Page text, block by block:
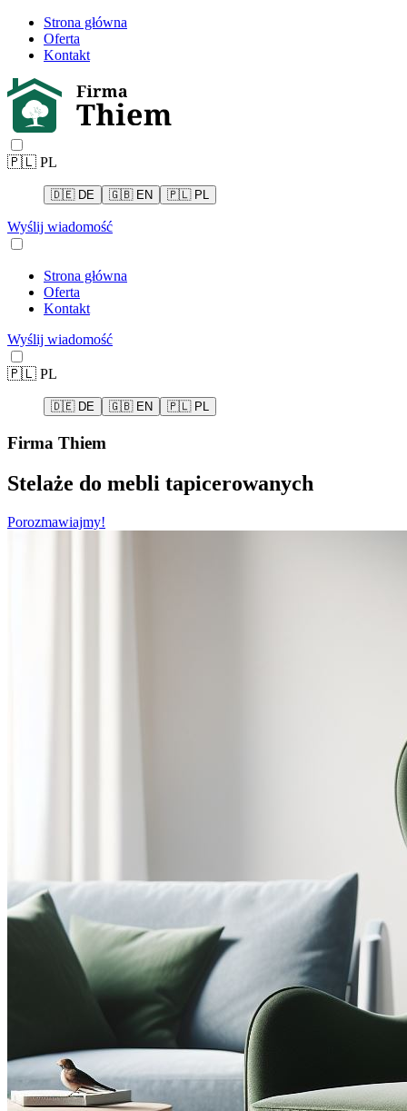
Strona główna
Oferta
Kontakt
🇵🇱 PL
🇩🇪 DE 🇬🇧 EN 🇵🇱 PL
Wyślij wiadomość
Strona główna
Oferta
Kontakt
Wyślij wiadomość
🇵🇱 PL
🇩🇪 DE 🇬🇧 EN 🇵🇱 PL
Firma Thiem
Stelaże do mebli tapicerowanych
Porozmawiajmy!